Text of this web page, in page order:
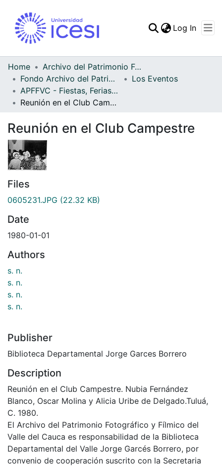
Statistics
Log In
Home
Archivo del Patrimonio Fotográfico y Fílmico del Valle del Cauca
Fondo Archivo del Patrimonio Fotográfico y Fílmico del Valle del Cauca
Los Eventos
APFFVC - Fiestas, Ferias y Carnavales - Patrimonial
Reunión en el Club Campestre
Reunión en el Club Campestre
Files
0605231.JPG (22.32 KB)
Date
1980-01-01
Authors
s. n.
s. n.
s. n.
s. n.
Publisher
Biblioteca Departamental Jorge Garces Borrero
Description
Reunión en el Club Campestre. Nubia Fernández
Blanco, Oscar Molina y Alicia Uribe de Delgado.Tuluá,
C. 1980.
El Archivo del Patrimonio Fotográfico y Fílmico del
Valle del Cauca es responsabilidad de la Biblioteca
Departamental del Valle Jorge Garcés Borrero, por
convenio de cooperación suscrito con la Secretaria